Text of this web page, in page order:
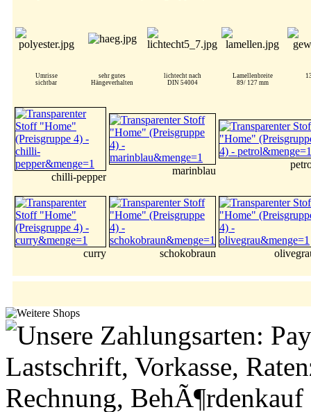
Umrisse
sichtbar
sehr gutes
Hängeverhalten
lichtecht nach
DIN 54004
Lamellenbreite
89/ 127 mm
chilli-pepper
marinblau
curry schokobraun